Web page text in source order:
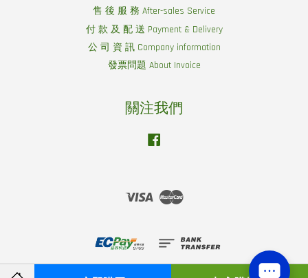
售 後 服 務 After-sales Service
付 款 及 配 送 Payment & Delivery
公 司 資 訊 Company information
發票問題 About Invoice
關注我們
Visa Master